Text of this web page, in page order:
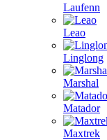
Laufenn
Leao
Linglong
Marshal
Matador
Maxtrek